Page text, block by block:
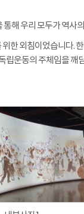
통해 우리 모두가 역
한 외침이었습니다.
운동의 주체임을 깨